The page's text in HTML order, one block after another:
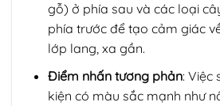
gỗ) ở phía sau và các loại
phía trước để tạo cảm giác
lớp lang, xa gần.
Điểm nhấn tương phản: Việc
kiện có màu sắc mạnh như